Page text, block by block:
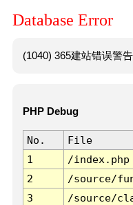
Database Error
(1040) 365建站错误警
PHP Debug
No. File
1
/index.php
2
/source/
3
/source/